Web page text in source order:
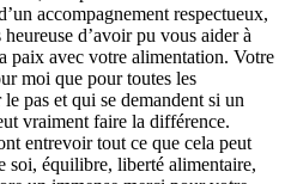
accompagnement respectueux,
d’avoir pu vous aider à
paix avec votre alimentation. Votre
moi que pour toutes les
pas et qui se demandent si un
vraiment faire la différence.
entrevoir tout ce que cela peut
soi, équilibre, liberté alimentaire,